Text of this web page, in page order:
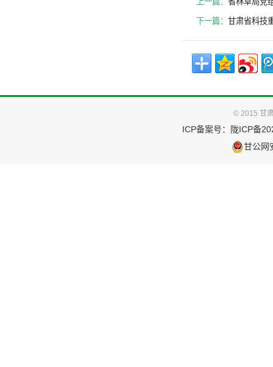
下一篇： 甘肃省科技
© 2015 甘
ICP备案号： 陇ICP备
甘公网